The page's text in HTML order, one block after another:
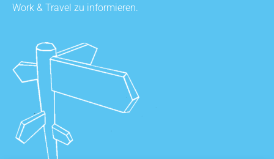
Work & Travel zu informieren.